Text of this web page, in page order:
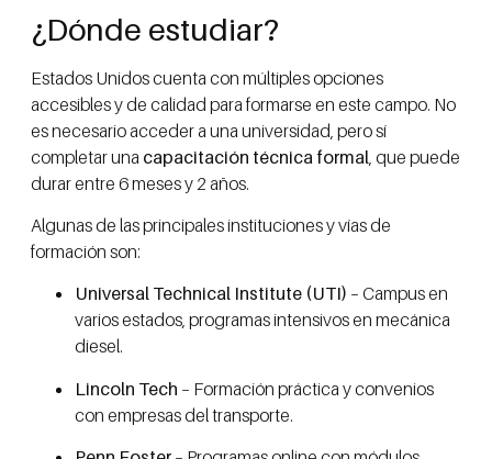
¿Dónde estudiar?
Estados Unidos cuenta con múltiples opciones
accesibles y de calidad para formarse en este campo. No
es necesario acceder a una universidad, pero sí
completar una capacitación técnica formal , que puede
durar entre 6 meses y 2 años.
Algunas de las principales instituciones y vías de
formación son:
Universal Technical Institute (UTI) – Campus en
varios estados, programas intensivos en mecánica
diesel.
Lincoln Tech – Formación práctica y convenios
con empresas del transporte.